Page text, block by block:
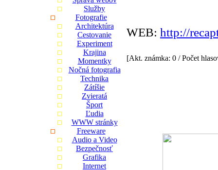
Služby
Fotografie
Architektúra
Cestovanie
Experiment
Krajina
Momentky
Nočná fotografia
Technika
Zátíšie
Zvieratá
Šport
Ľudia
WWW stránky
Freeware
Audio a Video
Bezpečnosť
Grafika
Internet
WEB: http://
[Akt. známka: 0 / Počet